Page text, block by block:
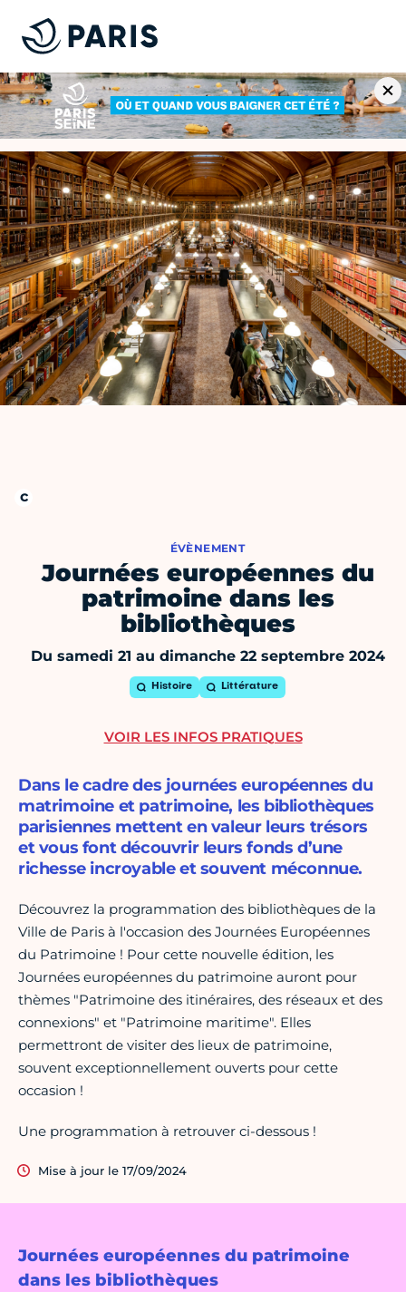
ÉVÈNEMENT
Journées européennes du
patrimoine dans les
bibliothèques
Du samedi 21 au dimanche 22 septembre 2024
Histoire Littérature
Journées européennes du patrimoine
dans les bibliothèques
Dans le cadre des journées européennes du
matrimoine et patrimoine, les bibliothèques
parisiennes mettent en valeur leurs trésors
et vous font découvrir leurs fonds d’une
richesse incroyable et souvent méconnue.
Découvrez la programmation des bibliothèques de la
Ville de Paris à l'occasion des Journées Européennes
du Patrimoine ! Pour cette nouvelle édition, les
Journées européennes du patrimoine auront pour
thèmes "Patrimoine des itinéraires, des réseaux et des
connexions" et "Patrimoine maritime". Elles
permettront de visiter des lieux de patrimoine,
souvent exceptionnellement ouverts pour cette
occasion !
Une programmation à retrouver ci-dessous !
Mise à jour le 17/09/2024
VOIR LES INFOS PRATIQUES